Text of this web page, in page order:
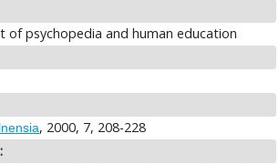
of psychopedia and human education
, 2000, 7, 208-228